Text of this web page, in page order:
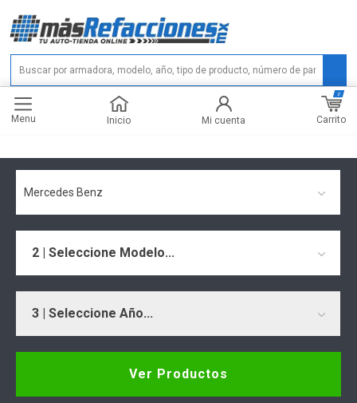
Menu Inicio Mi cuenta Carrito
0
Mercedes Benz
2 | Seleccione Modelo...
3 | Seleccione Año...
Ver Productos